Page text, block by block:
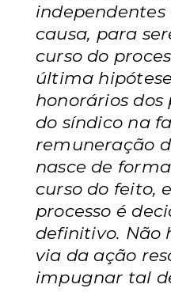
causa, para
curso do
última
honorários dos
do síndico na
remuneração
nasce de
curso do feito, e
processo é
definitivo. Não
via da ação
impugnar tal